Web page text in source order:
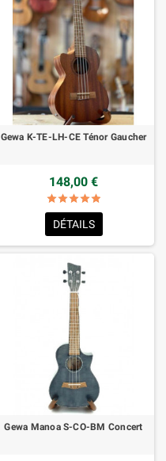
Gewa K-TE-LH-CE Ténor Gaucher
148,00 €
star_borderstar_borderstar_borderstar_borderstar_border
starstarstarstarstar
DÉTAILS
Gewa Manoa S-CO-BM Concert